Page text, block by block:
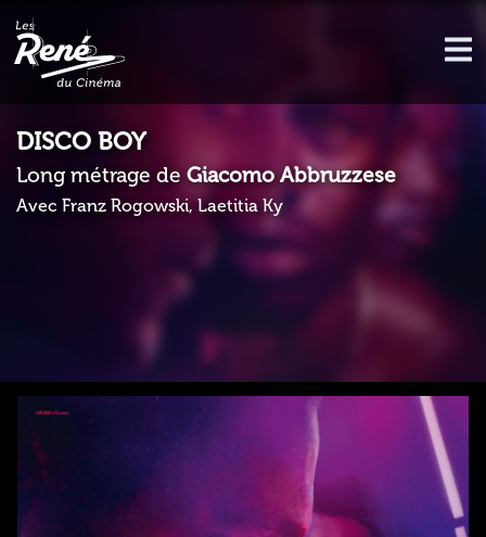
DISCO BOY
Long métrage de Giacomo Abbruzzese
Avec Franz Rogowski, Laetitia Ky